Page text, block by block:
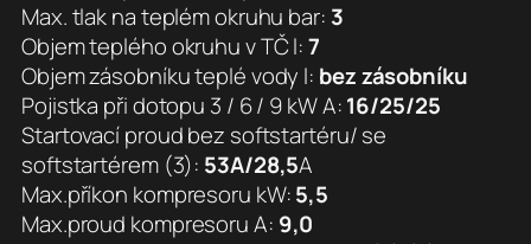
Max. tlak na teplém okruhu bar: 3
Objem teplého okruhu v TČ l:7
Objem zásobníku teplé vody l: bez zásobníku
Pojistka při dotopu 3 / 6 / 9 kW A:16/25/25
Startovací proud bez softstartéru/ se
softstartérem (3): 53A/28,5A
Max.příkon kompresoru kW:5,5
Max.proud kompresoru A: 9,0